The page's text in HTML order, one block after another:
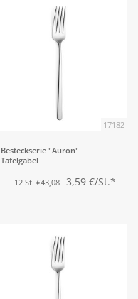
17182
Besteckserie "Auron"
Tafelgabel
12 St. €43,08 3,59 €/St.*